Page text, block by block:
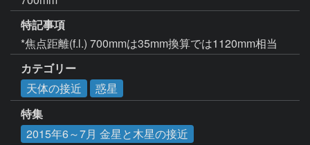
特記事項
*焦点距離(f.l.) 700mmは35mm換算では1120mm相当
カテゴリー
天体の接近
惑星
特集
2015年6～7月 金星と木星の接近